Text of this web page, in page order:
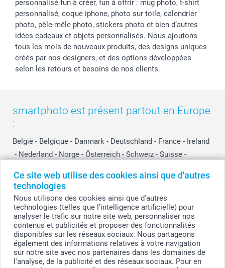
Ce site web utilise des cookies ainsi que d'autres
technologies
Nous utilisons des cookies ainsi que d'autres
technologies (telles que l'intelligence artificielle) pour
analyser le trafic sur notre site web, personnaliser nos
contenus et publicités et proposer des fonctionnalités
disponibles sur les réseaux sociaux. Nous partageons
également des informations relatives à votre navigation
sur notre site avec nos partenaires dans les domaines de
l'analyse, de la publicité et des réseaux sociaux. Pour en
personnalisé fun à créer, fun à offrir : mug photo, t-shirt
personnalisé, coque iphone, photo sur toile, calendrier
photo, pêle-mêle photo, stickers photo et bien d’autres
idées cadeaux et objets personnalisés. Nous ajoutons
tous les mois de nouveaux produits, des designs uniques
créés par nos designers, et des options développées
selon les retours et besoins de nos clients.
smartphoto est présent partout en Europe
:
België - Belgique - Danmark - Deutschland - France - Ireland
- Nederland - Norge - Österreich - Schweiz - Suisse -
Other Countries
© smartphoto group. Tous droits réservés
smartphoto group SA.
Siège social : Kwatrechtsteenweg 160, 9230 Wetteren, Belgique
Tous les prix sont en EURO (€), TVA incluse et hors frais de port.